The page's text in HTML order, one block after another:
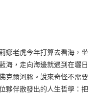
娜老虎今年打算去看海，坐
海，走向海邊就遇到在曬日
克爾河豚。說來奇怪不需要
夥伴散發出的人生哲學：把